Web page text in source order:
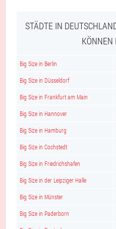
STÄDTE IN
KÖNNEN
Big Size in Berlin
Big Size in Düsseldorf
Big Size in Frankfurt am Main
Big Size in Hannover
Big Size in Hamburg
Big Size in Cochstedt
Big Size in Friedrichshafen
Big Size in der Leipziger Halle
Big Size in Münster
Big Size in Paderborn